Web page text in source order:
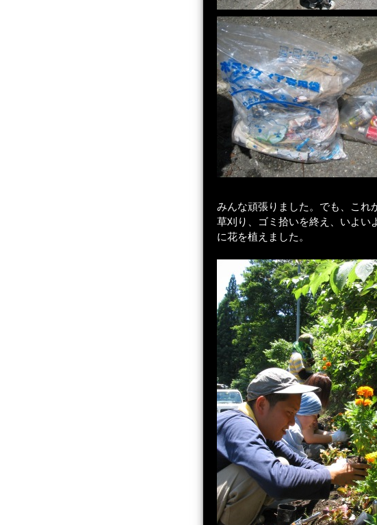
みんな頑張りました。でも、これ
草刈り、ゴミ拾いを終え、いよい
に花を植えました。